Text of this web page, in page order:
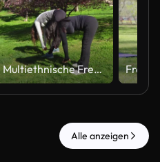
Multiethnische Freunde, die einen gesunden Lebensstil und Wohlbefinden in der Natur genießen
Alle anzeigen